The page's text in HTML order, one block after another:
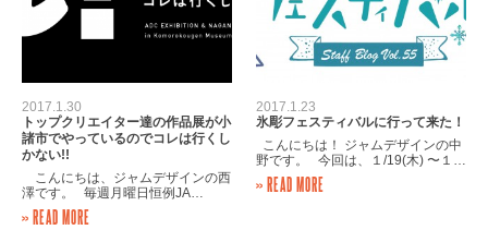
2017.1.30
トップクリエイター達の作品展が小
諸市でやっているのでコレは行くし
かない!!
こんにちは、ジャムデザインの西
澤です。 毎週月曜日恒例JA…
» READ MORE
2017.1.23
氷彫フェスティバルに行って来た！
こんにちは！ ジャムデザインの中
野です。 今回は、１/19(木) 〜１…
» READ MORE